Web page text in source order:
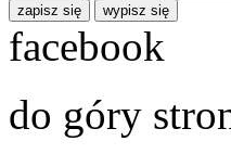
zapisz się wypisz się
facebook
do góry